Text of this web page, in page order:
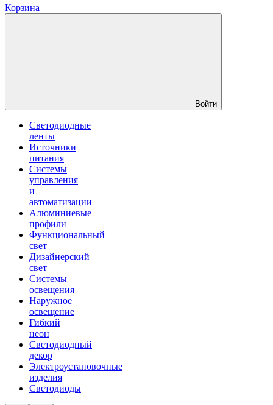
Корзина
Войти
Светодиодные
ленты
Источники
питания
Системы
управления
и
автоматизации
Алюминиевые
профили
Функциональный
свет
Дизайнерский
свет
Системы
освещения
Наружное
освещение
Гибкий
неон
Светодиодный
декор
Электроустановочные
изделия
Светодиоды